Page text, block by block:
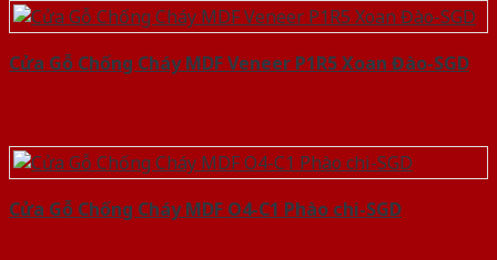
Cửa Gỗ Chống Cháy MDF Veneer P1R5 Xoan Đào-SGD
Cửa Gỗ Chống Cháy MDF O4-C1 Phào chi-SGD